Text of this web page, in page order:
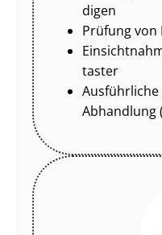
di­gen
Prüfung von
tas­ter
Abhandlung